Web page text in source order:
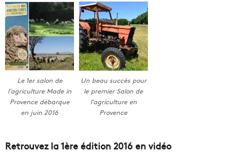
Le 1er salon de
l’agriculture Made in
Provence débarque
en juin 2016
Un beau succès pour
le premier Salon de
l’agriculture en
Provence
Retrouvez la 1ère édition 2016 en vidéo